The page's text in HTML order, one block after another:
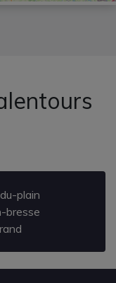
plain
bresse